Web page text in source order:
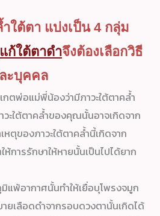
ใต้ตา แบ่งเป็น 4 กลุ่ม
แก้ใต้ตาดำจึงต้องเลือกวิธี
ะบุคคล
ตพ่อแม่พี่น้องว่ามีภาวะใต้ตาคล้ำ
วะใต้ตาคล้ำของคุณนั้นอาจเกิดจาก
ตุของภาวะใต้ตาคล้ำนี้เกิดจาก
การรักษาให้หายนั้นเป็นไปได้ยาก
แพ้อากาศนั้นทำให้เยื่อบุโพรงจมูก
ายเลือดดำจากรอบดวงตานั้นเกิดได้